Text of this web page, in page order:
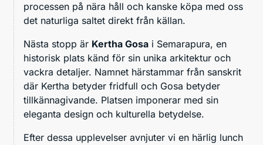
processen på nära håll och kanske köpa med oss
det naturliga saltet direkt från källan.
Nästa stopp är Kertha Gosa i Semarapura, en
historisk plats känd för sin unika arkitektur och
vackra detaljer. Namnet härstammar från sanskrit
där Kertha betyder fridfull och Gosa betyder
tillkännagivande. Platsen imponerar med sin
eleganta design och kulturella betydelse.
Efter dessa upplevelser avnjuter vi en härlig lunch